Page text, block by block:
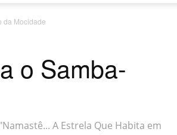
da Mocidade
o Samba-
A Estrela Que Habita em